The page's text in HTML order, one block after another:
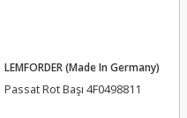
LEMFORDER (Made In Germany)
Passat Rot Başı 4F0498811